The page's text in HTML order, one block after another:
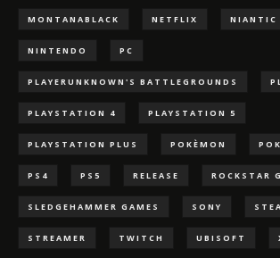
MONTANABLACK NETFLIX NIANTIC
NINTENDO PC
PLAYERUNKNOWN'S BATTLEGROUNDS
PLAYSTATION 4 PLAYSTATION 5
PLAYSTATION PLUS POKÈMON
PS4 PS5 RELEASE ROCKSTAR
SLEDGEHAMMER GAMES SONY
STREAMER TWITCH UBISOFT